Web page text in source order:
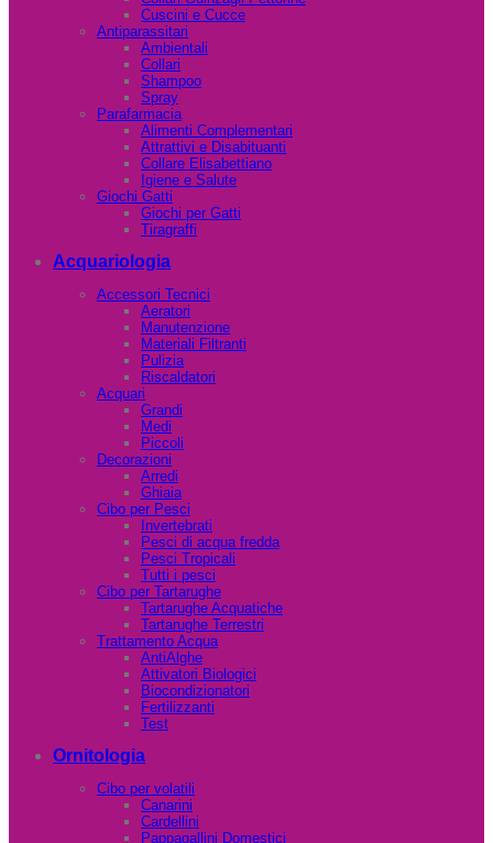
Cuscini e Cucce
Antiparassitari
Ambientali
Collari
Shampoo
Spray
Parafarmacia
Alimenti Complementari
Attrattivi e Disabituanti
Collare Elisabettiano
Igiene e Salute
Giochi Gatti
Giochi per Gatti
Tiragraffi
Acquariologia
Accessori Tecnici
Aeratori
Manutenzione
Materiali Filtranti
Pulizia
Riscaldatori
Acquari
Grandi
Medi
Piccoli
Decorazioni
Arredi
Ghiaia
Cibo per Pesci
Invertebrati
Pesci di acqua fredda
Pesci Tropicali
Tutti i pesci
Cibo per Tartarughe
Tartarughe Acquatiche
Tartarughe Terrestri
Trattamento Acqua
AntiAlghe
Attivatori Biologici
Biocondizionatori
Fertilizzanti
Test
Ornitologia
Cibo per volatili
Canarini
Cardellini
Pappagallini Domestici